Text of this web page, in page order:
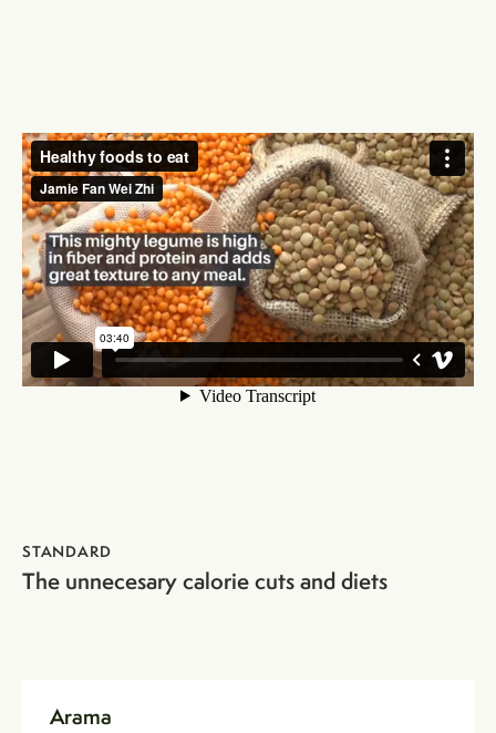
STANDARD
The unnecesary calorie cuts and diets
Arama